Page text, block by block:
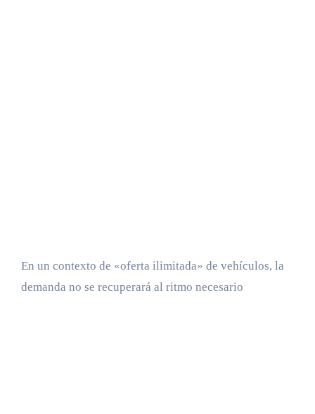
En un contexto de «oferta ilimitada» de vehículos, la
demanda no se recuperará al ritmo necesario